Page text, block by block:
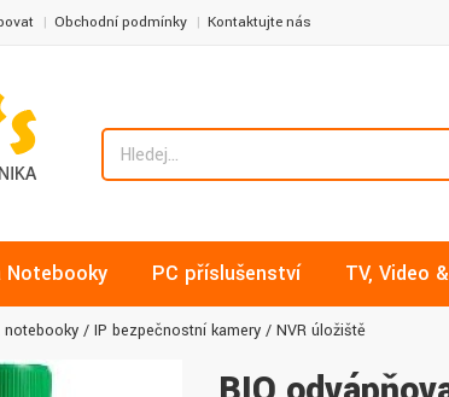
Obchodní podmínky Kontaktujte nás
Notebooky PC příslušenství TV, Video
IP bezpečnostní kamery NVR úložiště